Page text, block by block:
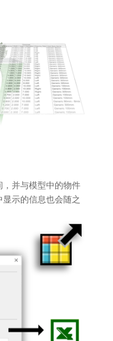
并与模型中的物件
示的信息也会随之